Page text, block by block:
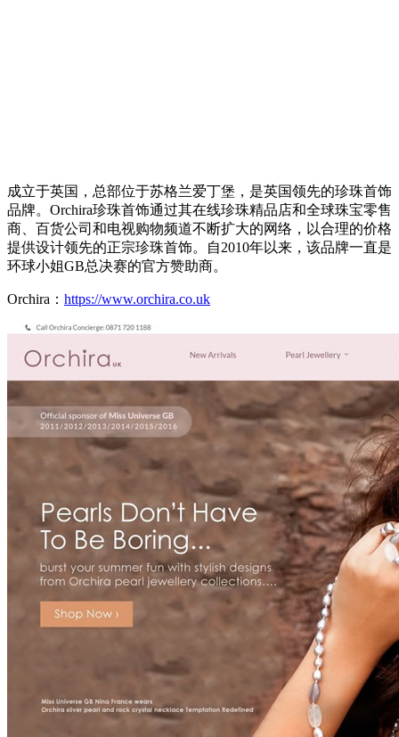
成立于英国，总部位于苏格兰爱丁堡，是英国领先的珍珠首饰
品牌。Orchira珍珠首饰通过其在线珍珠精品店和全球珠宝零售
商、百货公司和电视购物频道不断扩大的网络，以合理的价格
提供设计领先的正宗珍珠首饰。自2010年以来，该品牌一直是
环球小姐GB总决赛的官方赞助商。
Orchira： https://www.orchira.co.uk